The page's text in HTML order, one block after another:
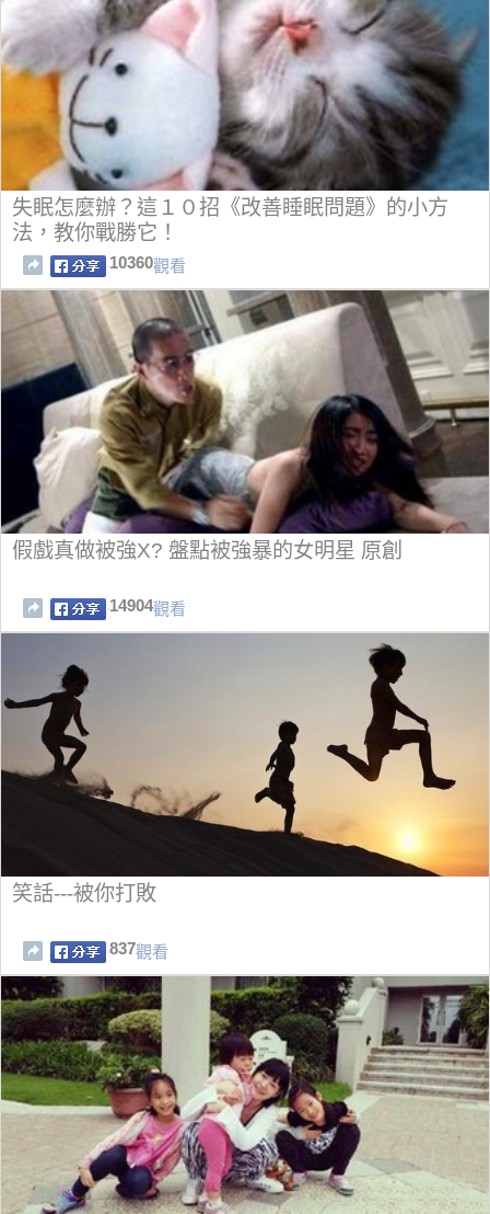
失眠怎麼辦？這１０招《改善睡眠問題》的小方
法，教你戰勝它！
10360觀看
假戲真做被強X? 盤點被強暴的女明星 原創
14904觀看
笑話---被你打敗
837觀看